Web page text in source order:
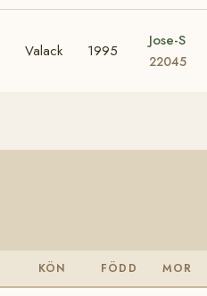
Valack 1995
Jose-S
22045
KÖN FÖDD MOR